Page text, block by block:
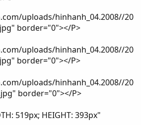
uploads/hinhanh_04.2008//20
border="0"></P>
uploads/hinhanh_04.2008//20
border="0"></P>
uploads/hinhanh_04.2008//20
border="0"></P>
519px; HEIGHT: 393px"